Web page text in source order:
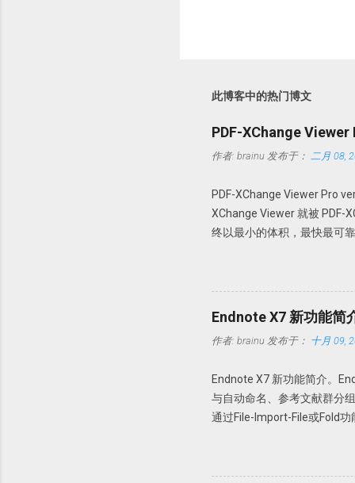
此博客中的热门博文
PDF-XChange
作者: brainu 发布于： 二月 08,
PDF-XChange Viewer Pro
XChange Viewer 就被 PDF-
终以最小的体积，最快最可
64 位操作系统。 使用方法
文件夹，建议解压到一个特
PDFX_Vwr_Port_OCR 压
64 位操作系统，复制 X64
https://pan.baidu.com/s/
Endnote X7 新功能简
作者: brainu 发布于： 十月 09,
Endnote X7 新功能简介。
与自动命名、参考文献群分
通过File-Import-File或Fold
只要今后该文件夹内有新文